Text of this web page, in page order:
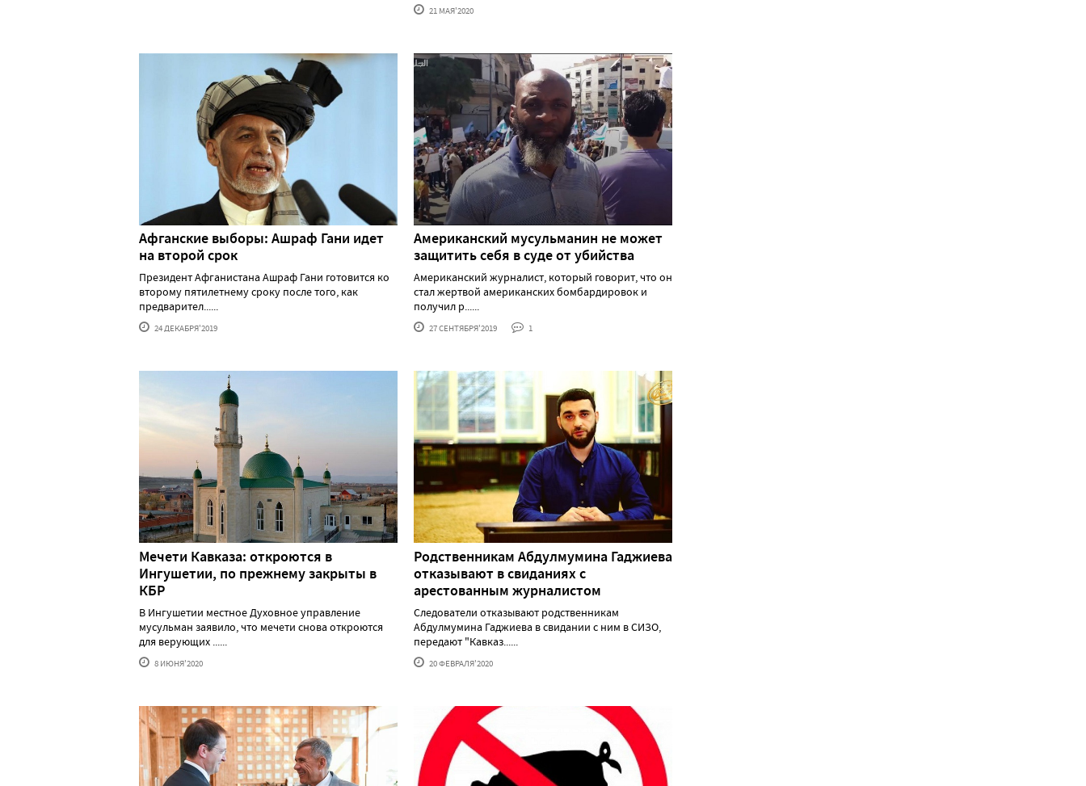
21 МАЯ'2020
Афганские выборы: Ашраф Гани идет
на второй срок
Президент Афганистана Ашраф Гани готовится ко
второму пятилетнему сроку после того, как
предварител......
24 ДЕКАБРЯ'2019
Американский мусульманин не может
защитить себя в суде от убийства
Американский журналист, который говорит, что он
стал жертвой американских бомбардировок и
получил р......
27 СЕНТЯБРЯ'2019 1
Мечети Кавказа: откроются в
Ингушетии, по прежнему закрыты в
КБР
В Ингушетии местное Духовное управление
мусульман заявило, что мечети снова откроются
для верующих ......
8 ИЮНЯ'2020
Родственникам Абдулмумина Гаджиева
отказывают в свиданиях с
арестованным журналистом
Следователи отказывают родственникам
Абдулмумина Гаджиева в свидании с ним в СИЗО,
передают "Кавказ......
20 ФЕВРАЛЯ'2020